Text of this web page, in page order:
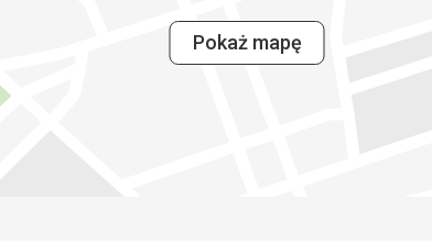
Pokaż mapę